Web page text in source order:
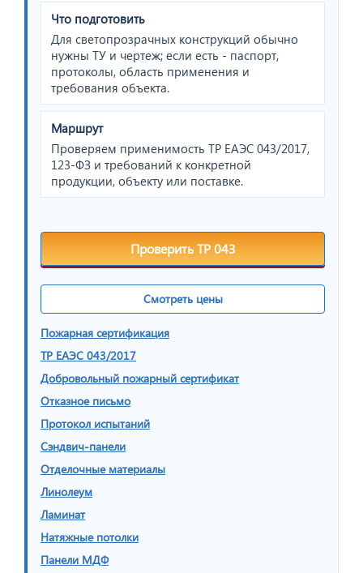
Что подготовить
Для светопрозрачных конструкций обычно
нужны ТУ и чертеж; если есть - паспорт,
протоколы, область применения и
требования объекта.
Маршрут
Проверяем применимость ТР ЕАЭС 043/2017,
123-ФЗ и требований к конкретной
продукции, объекту или поставке.
Проверить ТР 043
Смотреть цены
Пожарная сертификация
ТР ЕАЭС 043/2017
Добровольный пожарный сертификат
Отказное письмо
Протокол испытаний
Сэндвич-панели
Отделочные материалы
Линолеум
Ламинат
Натяжные потолки
Панели МДФ